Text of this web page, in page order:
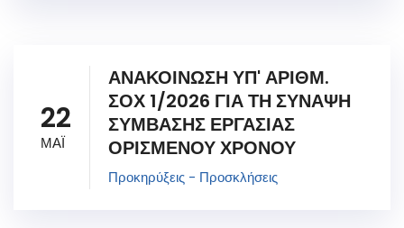
22
ΜΑΪ
ΑΝΑΚΟΙΝΩΣΗ ΥΠ' ΑΡΙΘΜ.
ΣΟΧ 1/2026 ΓΙΑ ΤΗ ΣΥΝΑΨΗ
ΣΥΜΒΑΣΗΣ ΕΡΓΑΣΙΑΣ
ΟΡΙΣΜΕΝΟΥ ΧΡΟΝΟΥ
Προκηρύξεις - Προσκλήσεις